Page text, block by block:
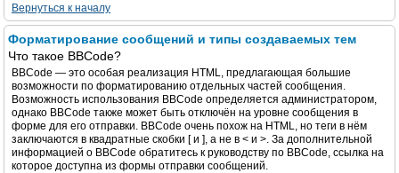
Вернуться к началу
Форматирование сообщений и типы создаваемых тем
Что такое BBCode?
BBCode — это особая реализация HTML, предлагающая большие
возможности по форматированию отдельных частей сообщения.
Возможность использования BBCode определяется администратором,
однако BBCode также может быть отключён на уровне сообщения в
форме для его отправки. BBCode очень похож на HTML, но теги в нём
заключаются в квадратные скобки [ и ], а не в < и >. За дополнительной
информацией о BBCode обратитесь к руководству по BBCode, ссылка на
которое доступна из формы отправки сообщений.